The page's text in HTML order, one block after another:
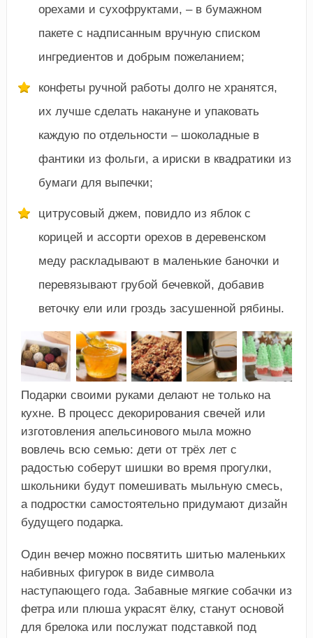
орехами и сухофруктами, – в бумажном
пакете с надписанным вручную списком
ингредиентов и добрым пожеланием;
конфеты ручной работы долго не хранятся,
их лучше сделать накануне и упаковать
каждую по отдельности – шоколадные в
фантики из фольги, а ириски в квадратики из
бумаги для выпечки;
цитрусовый джем, повидло из яблок с
корицей и ассорти орехов в деревенском
меду раскладывают в маленькие баночки и
перевязывают грубой бечевкой, добавив
веточку ели или гроздь засушенной рябины.
Подарки своими руками делают не только на
кухне. В процесс декорирования свечей или
изготовления апельсинового мыла можно
вовлечь всю семью: дети от трёх лет с
радостью соберут шишки во время прогулки,
школьники будут помешивать мыльную смесь,
а подростки самостоятельно придумают дизайн
будущего подарка.
Один вечер можно посвятить шитью маленьких
набивных фигурок в виде символа
наступающего года. Забавные мягкие собачки из
фетра или плюша украсят ёлку, станут основой
для брелока или послужат подставкой под